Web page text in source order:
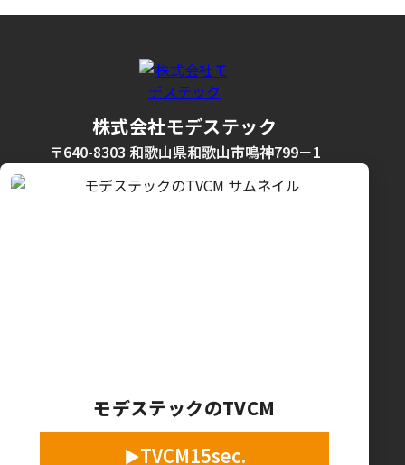
株式会社モデステック
〒640-8303 和歌山県和歌山市鳴神799－1
モデステックのTVCM
TVCM15sec.